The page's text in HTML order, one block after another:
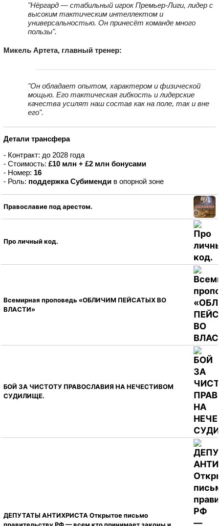
"Нёргард — стабильный игрок Премьер-Лиги, лидер с
высоким тактическим интеллектом и
универсальностью. Он принесёт команде много
пользы".
Микель Артета, главный тренер:
"Он обладает опытом, характером и физической
мощью. Его тактическая гибкость и лидерские
качества усилят наш состав как на поле, так и вне
его".
Детали трансфера
- Контракт: до 2028 года
- Стоимость: £10 млн + £2 млн бонусами
- Номер: 16
- Роль: поддержка Субименди в опорной зоне
Православие под арестом.
Про личный код.
Всемирная проповедь «ОБЛИЧИМ ПЕЙСАТЫХ ВО
ВЛАСТИ»
БОЙ ЗА ЧИСТОТУ ПРАВОСЛАВИЯ НА НЕЧЕСТИВОМ
СУДИЛИЩЕ.
ДЕПУТАТЫ АНТИХРИСТА Открытое письмо